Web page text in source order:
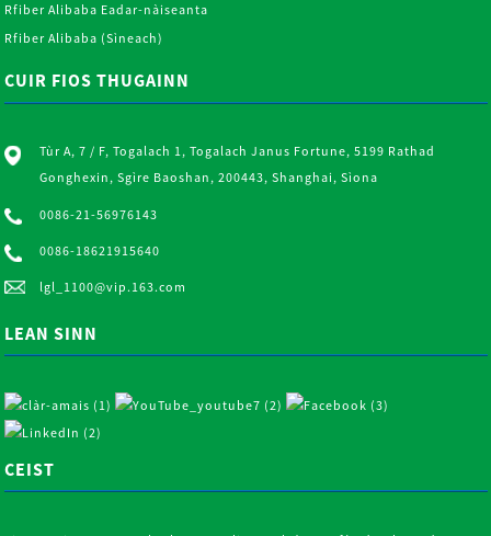
Rfiber Alibaba Eadar-nàiseanta
Rfiber Alibaba (Sìneach)
CUIR FIOS THUGAINN
Tùr A, 7 / F, Togalach 1, Togalach Janus Fortune, 5199 Rathad
Gonghexin, Sgìre Baoshan, 200443, Shanghai, Sìona
0086-21-56976143
0086-18621915640
lgl_1100@vip.163.com
LEAN SINN
CEIST